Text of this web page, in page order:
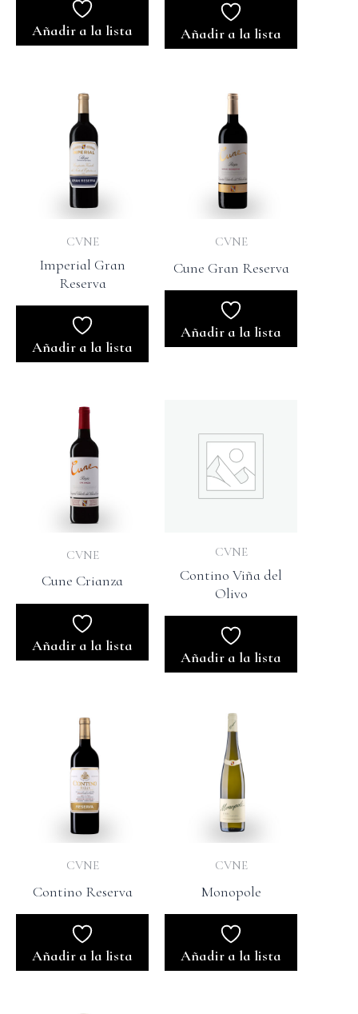
Añadir a la lista Añadir a la lista
CVNE
Imperial Gran
Reserva
Añadir a la lista
CVNE
Cune Gran Reserva
Añadir a la lista
CVNE
Cune Crianza
Añadir a la lista
CVNE
Contino Viña del
Olivo
Añadir a la lista
CVNE
Contino Reserva
Añadir a la lista
CVNE
Monopole
Añadir a la lista